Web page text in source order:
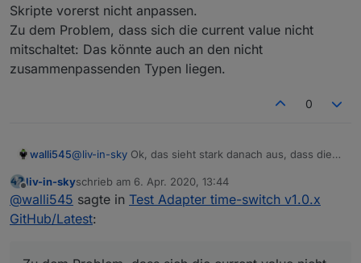
damit geht es: (aber meine anderen scripte nicht
mehr - gerade nochmal getestet)
Skripte vorerst nicht anpassen.
Zu dem Problem, dass sich die current value nicht
mitschaltet: Das könnte auch an den nicht
zusammenpassenden Typen liegen.
0
walli545@liv-in-sky Ok, das sieht stark danach aus, dass die
werde dann schauen, dass ich ein extra Widget
hinzufüge, das reine boolean schaltet. Du könntest
bis dahin jeweils einen neuen State hinzufügen und
Offline
liv-in-skyschrieb am 6. Apr. 2020, 13:44
zuletzt editiert von
@walli545 sagte in Test Adapter time-switch v1.0.x
GitHub/Latest: